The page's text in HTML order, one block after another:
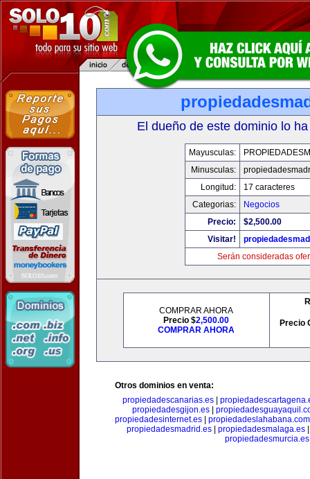
El dueño de este dominio lo
Mayusculas:
Minusculas:
Longitud:
17 caracteres
Categorias:
Negocios
Precio:
$2,500.00
Visitar!
Serán consideradas
COMPRAR AHORA
Precio $2,500.00
COMPRAR AHORA
Precio
Otros dominios en venta:
propiedadescanarias.es|
propiedadesgijon.es
propiedadesinternet.es
propiedadeslahabana.com
propiedadesmadrid.es
propiedadesmalaga.es
propiedadesmurcia.es